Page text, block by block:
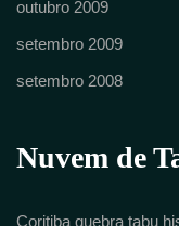
outubro 2009
setembro 2009
setembro 2008
Nuvem de
Coritiba quebra tabu